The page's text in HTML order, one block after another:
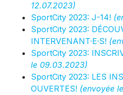
12.07.2023)
SportCity 2023: J-14!
SportCity 2023:
INTERVENANT·E·S!
SportCity 2023:
le 09.03.2023)
SportCity 2023: LES
OUVERTES! (envoyée